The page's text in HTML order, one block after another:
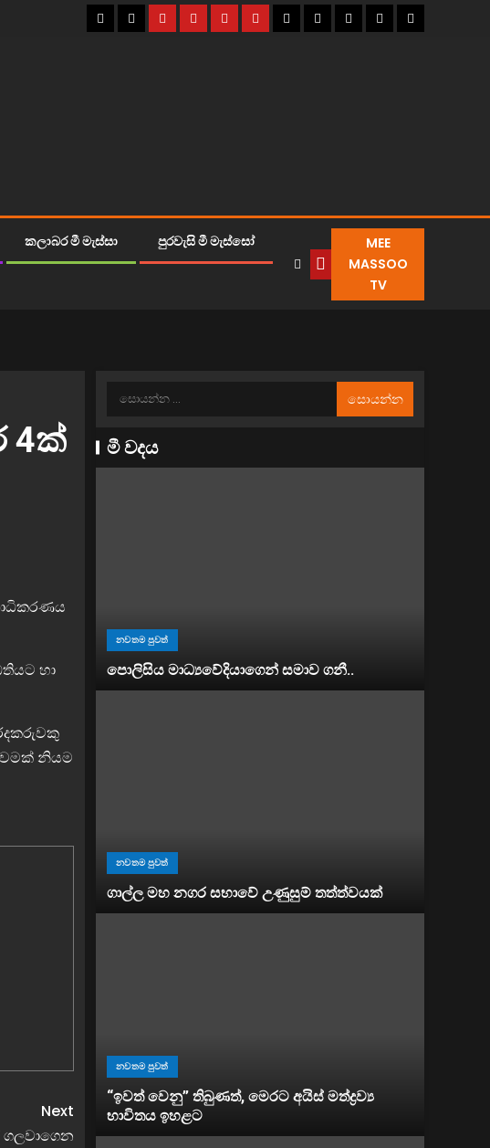
කලාබර මී මැස්සා පුරවැසි මී මැස්සෝ
MEE
MASSOO
TV
4ක්
හා
නියම
Next
ගලවාගෙන
මී වදය
නවතම පුවත්
පොලිසිය මාධ්‍යවේදියාගෙන් සමාව ගනී..
නවතම පුවත්
ගාල්ල මහ නගර සභාවේ උණුසුම් තත්ත්වයක්
නවතම පුවත්
“ඉවත් වෙනු” තිබුණත්, මෙරට අයිස් මත්ද්‍රව්‍ය
භාවිතය ඉහළට